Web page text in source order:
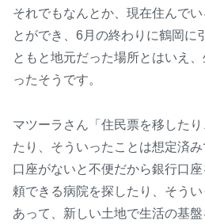
それでもなんとか、現在住んで
とができ、6月の終わりに鶴岡に
ともと地元だった場所とはいえ
ったそうです。
マツーラさん「住民票を移した
たり、そういったことは想定済
口座がないと不便だから銀行口
頼できる病院を探したり、そう
あって、新しい土地で生活の基